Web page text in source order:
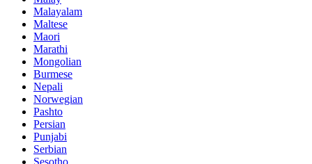
Malayalam
Maltese
Maori
Marathi
Mongolian
Burmese
Nepali
Norwegian
Pashto
Persian
Punjabi
Serbian